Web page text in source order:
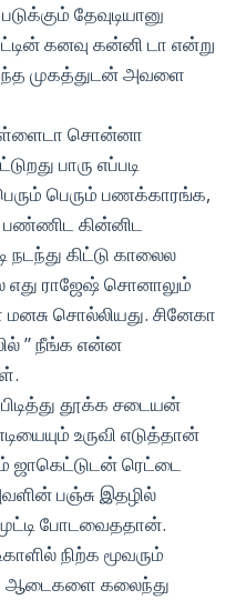
தேவுடியானு
கனவு கன்னி டா என்று
முகத்துடன் அவளை
சொன்னா
பாரு எப்படி
பெரும் பணக்காரங்க,
பண்ணிட கின்னிட
கிட்டு காலைல
எது ராஜேஷ் சொனாலும்
சொல்லியது. சினேகா
” நீங்க என்ன
தூக்க சடையன்
உருவி எடுத்தான்
ஜாகெட்டுடன் ரெட்டை
பஞ்சு இதழில்
முட்டி போடவைததான்.
நிற்க மூவரும்
ஆடைகளை கலைந்து